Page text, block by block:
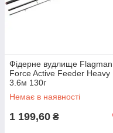
Фідерне вудлище Flagman
Force Active Feeder Heavy
3.6м 130г
Немає в наявності
1 199,60 ₴